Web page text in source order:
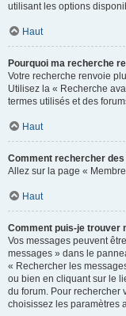
utilisant les options
Haut
Pourquoi ma recherche
Votre recherche renvoie
Utilisez la « Recherche
termes utilisés et des
Haut
Comment rechercher
Allez sur la page «
Haut
Comment puis-je trouver
Vos messages peuvent
messages » dans le
« Rechercher les
ou bien en cliquant sur le
du forum. Pour rechercher
choisissez les paramètres